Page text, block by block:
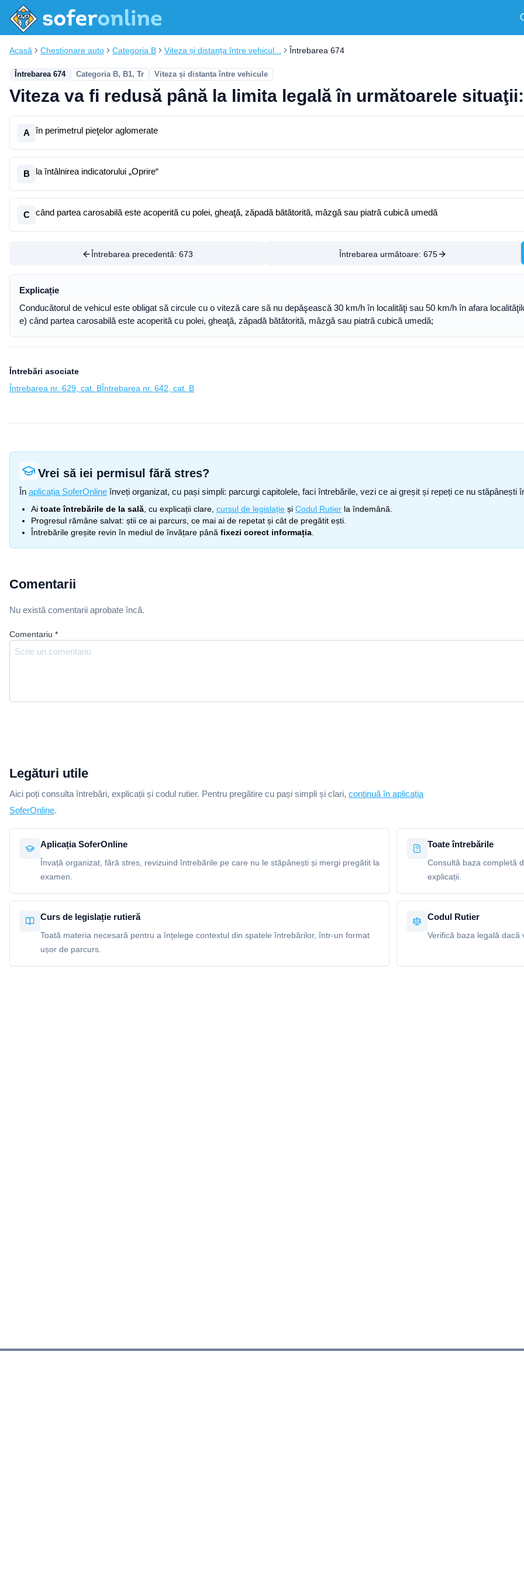
Acasă Chestionare auto Categoria B Viteza și distanța între vehicul... Întrebarea 674
Întrebarea 674 Categoria B, B1, Tr Viteza și distanța între vehicule
Viteza va fi redusă până la limita legală în următoarele situaţii:
A în perimetrul pieţelor aglomerate
B la întâlnirea indicatorului „Oprire“
C când partea carosabilă este acoperită cu polei, gheaţă, zăpadă bătătorită, mâzgă sau piatră cubică umedă
Întrebarea precedentă: 673 Întrebarea următoare: 675
Explicație
Conducătorul de vehicul este obligat să circule cu o viteză care să nu depăşească 30 km/h în localităţi sau 50 km/h în afara
e) când partea carosabilă este acoperită cu polei, gheaţă, zăpadă bătătorită, mâzgă sau piatră cubică umedă;
Întrebări asociate
Întrebarea nr. 629, cat. BÎntrebarea nr. 642, cat. B
Vrei să iei permisul fără stres?
În aplicația SoferOnline înveți organizat, cu pași simpli: parcurgi capitolele, faci întrebările, vezi ce ai greșit și repeți ce nu
Ai toate întrebările de la sală , cu explicații clare, cursul de legislație și Codul Rutier la îndemână.
Progresul rămâne salvat: știi ce ai parcurs, ce mai ai de repetat și cât de pregătit ești.
Întrebările greșite revin în mediul de învățare până fixezi corect informația
Comentarii
Nu există comentarii aprobate încă.
Comentariu *
Legături utile
Aici poți consulta întrebări, explicații și codul rutier. Pentru pregătire cu pași simpli și clari, continuă în aplicația
SoferOnline.
Aplicația SoferOnline
Învață organizat, fără stres, revizuind întrebările pe care nu le stăpânești și mergi pregătit la
examen.
Toate întrebările
Consultă baza completă
explicații.
Curs de legislație rutieră
Toată materia necesară pentru a înțelege contextul din spatele întrebărilor, într-un format
ușor de parcurs.
Codul Rutier
Verifică baza legală dacă